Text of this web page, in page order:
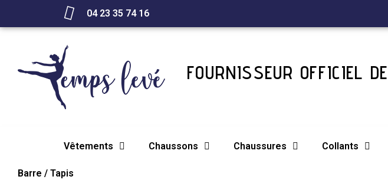
04 23 35 74 16
FOURNISSEUR OFFICIEL
Vêtements Chaussons Chaussures Collants
Barre / Tapis